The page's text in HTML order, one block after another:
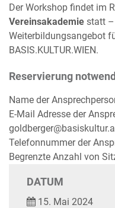
Der Workshop findet im
Vereinsakademie statt –
Weiterbildungsangebot
BASIS.KULTUR.WIEN.
Reservierung
Name der
E-Mail Adresse der
Telefonnummer der
Begrenzte Anzahl von
DATUM
15. Mai 2024